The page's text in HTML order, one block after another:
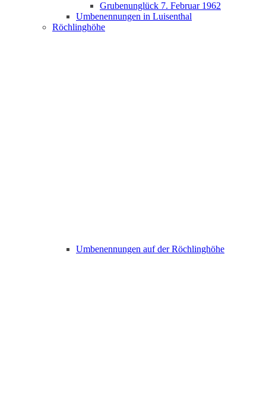
Grubenunglück 7. Februar 1962
Umbenennungen in Luisenthal
Röchlinghöhe
Umbenennungen auf der Röchlinghöhe